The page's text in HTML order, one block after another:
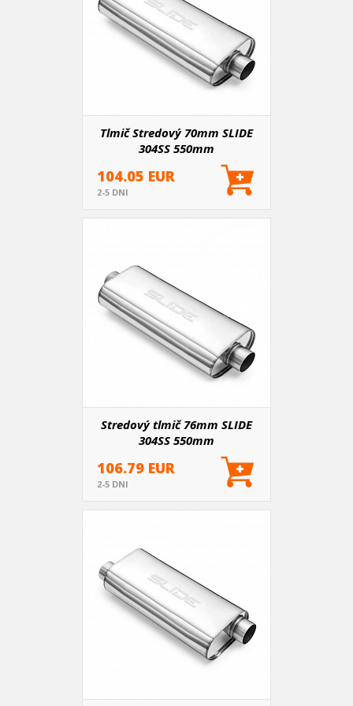
Tlmič Stredový 70mm SLIDE
304SS 550mm
104.05 EUR
2-5 DNI
Stredový tlmič 76mm SLIDE
304SS 550mm
106.79 EUR
2-5 DNI